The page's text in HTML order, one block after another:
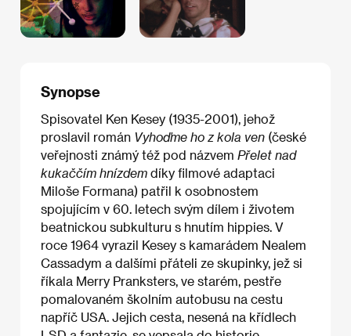
Synopse
Spisovatel Ken Kesey (1935-2001), jehož
proslavil román Vyhoďme ho z kola ven (české
veřejnosti známý též pod názvem Přelet nad
kukaččím hnízdem díky filmové adaptaci
Miloše Formana) patřil k osobnostem
spojujícím v 60. letech svým dílem i životem
beatnickou subkulturu s hnutím hippies. V
roce 1964 vyrazil Kesey s kamarádem Nealem
Cassadym a dalšími přáteli ze skupinky, jež si
říkala Merry Pranksters, ve starém, pestře
pomalovaném školním autobusu na cestu
napříč USA. Jejich cesta, nesená na křídlech